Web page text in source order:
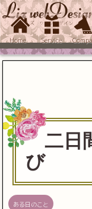
Home Service
二日
び
ある日のこと